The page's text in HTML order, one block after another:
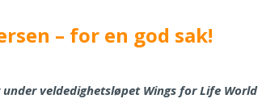
– for en god sak!
veldedighetsløpet Wings for Life World